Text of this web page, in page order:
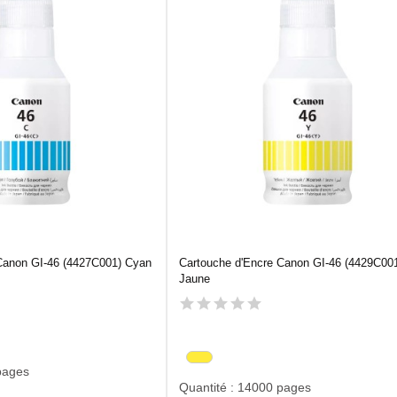
GI-46 (4427C001) Cyan
Cartouche d'Encre Canon GI-46
Jaune
Quantité : 14000 pages